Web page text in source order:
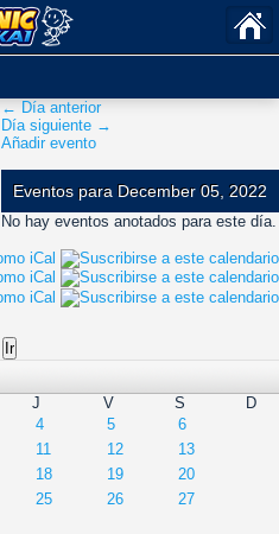
← Día anterior
Día siguiente →
Añadir evento
Eventos para December 05, 2022
No hay eventos anotados para este día.
J V S
D
4 5
6
11 12
13
18 19
20
25 26
27